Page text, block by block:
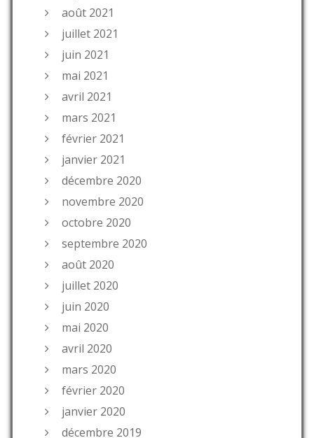
août 2021
juillet 2021
juin 2021
mai 2021
avril 2021
mars 2021
février 2021
janvier 2021
décembre 2020
novembre 2020
octobre 2020
septembre 2020
août 2020
juillet 2020
juin 2020
mai 2020
avril 2020
mars 2020
février 2020
janvier 2020
décembre 2019